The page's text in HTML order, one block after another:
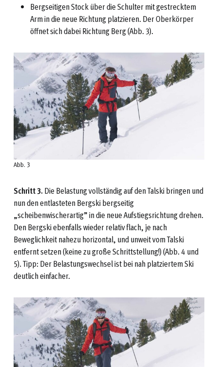
Bergseitigen Stock über die Schulter mit gestrecktem
Arm in die neue Richtung platzieren. Der Oberkörper
öffnet sich dabei Richtung Berg (Abb. 3).
Abb. 3
Schritt 3. Die Belastung vollständig auf den Talski bringen und
nun den entlasteten Bergski bergseitig
„scheibenwischerartig” in die neue Aufstiegsrichtung drehen.
Den Bergski ebenfalls wieder relativ flach, je nach
Beweglichkeit nahezu horizontal, und unweit vom Talski
entfernt setzen (keine zu große Schrittstellung!) (Abb. 4 und
5). Tipp: Der Belastungswechsel ist bei nah platziertem Ski
deutlich einfacher.